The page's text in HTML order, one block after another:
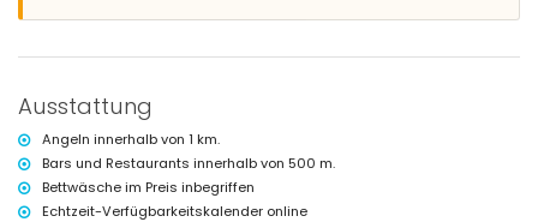
innerhalb von 25 Kilometern
Haustiere sind nicht erlaubt
Die Unterkunft eignet sich sehr gut für Familien mit Kindern
Ausstattung und Dienstleistungen im Mietpreis der Villa
enthalten
Ausstattung
Angeln innerhalb von 1 km.
Bars und Restaurants innerhalb von 500 m.
Bettwäsche im Preis inbegriffen
Echtzeit-Verfügbarkeitskalender online